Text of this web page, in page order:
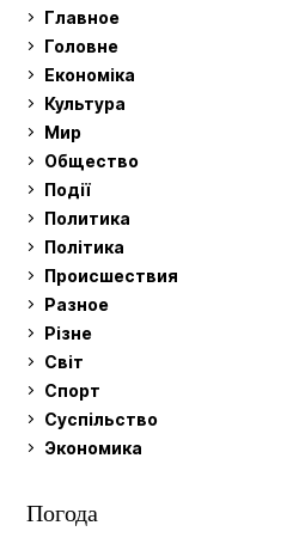
Главное
Головне
Економіка
Культура
Мир
Общество
Події
Политика
Політика
Происшествия
Разное
Різне
Світ
Спорт
Суспільство
Экономика
Погода